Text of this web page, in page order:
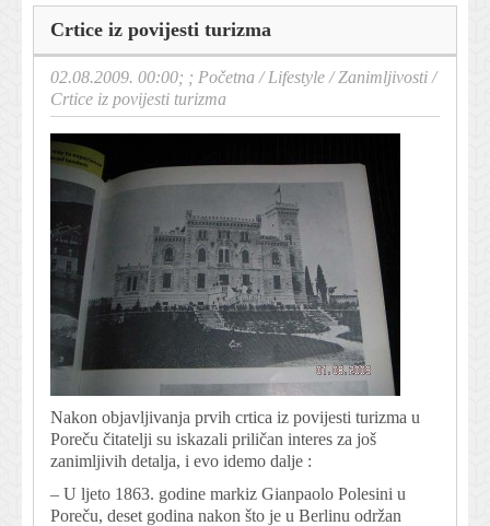
Crtice iz povijesti turizma
02.08.2009. 00:00; ; Početna /Lifestyle /Zanimljivosti /
Crtice iz povijesti turizma
Nakon objavljivanja prvih crtica iz povijesti turizma u
Poreču čitatelji su iskazali priličan interes za još
zanimljivih detalja, i evo idemo dalje :
– U ljeto 1863. godine markiz Gianpaolo Polesini u
Poreču, deset godina nakon što je u Berlinu održan